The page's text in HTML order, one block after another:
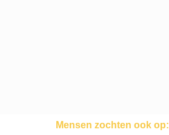
Mensen zochten ook op: